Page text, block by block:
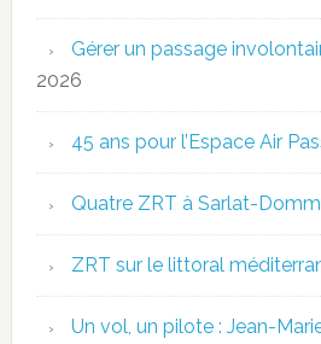
Gérer un passage
2026
45 ans pour l’Espace Air
Quatre ZRT à Sarlat-
ZRT sur le littoral
Un vol, un pilote : Jean-